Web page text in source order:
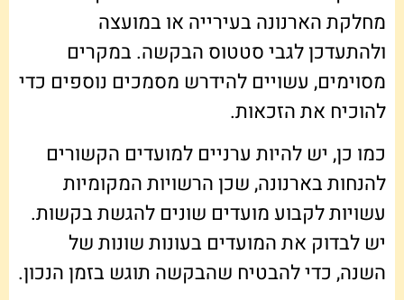
מחלקת הארנונה בעירייה או במועצה
ולהתעדכן לגבי סטטוס הבקשה. במקרים
מסוימים, עשויים להידרש מסמכים נוספים כדי
להוכיח את הזכאות.
כמו כן, יש להיות ערניים למועדים הקשורים
להנחות בארנונה, שכן הרשויות המקומיות
עשויות לקבוע מועדים שונים להגשת בקשות.
יש לבדוק את המועדים בעונות שונות של
השנה, כדי להבטיח שהבקשה תוגש בזמן הנכון.